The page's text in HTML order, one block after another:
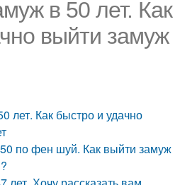
в 50 лет. Как
выйти замуж
лет. Как быстро и удачно
по фен шуй. Как выйти замуж